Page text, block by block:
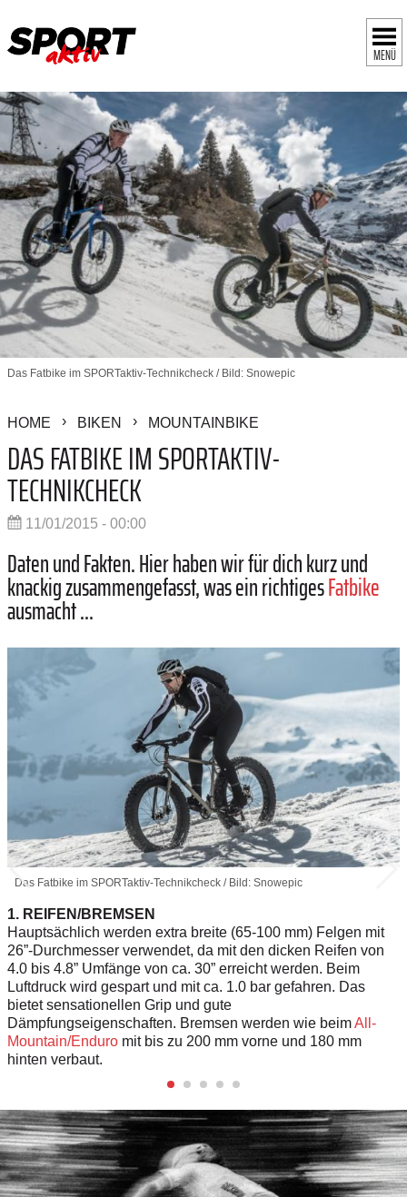
MENÜ
Das Fatbike im SPORTaktiv-Technikcheck / Bild: Snowepic
HOME BIKEN MOUNTAINBIKE
DAS FATBIKE IM SPORTAKTIV-
TECHNIKCHECK
11/01/2015 - 00:00
Daten und Fakten. Hier haben wir für dich kurz und
knackig zusammengefasst, was ein richtigesFatbike
ausmacht ...
Das Fatbike im SPORTaktiv-Technikcheck / Bild: Snowepic
1. REIFEN/BREMSEN
Hauptsächlich werden extra breite (65-100 mm) Felgen mit
26”-Durchmesser verwendet, da mit den dicken Reifen von
4.0 bis 4.8” Umfänge von ca. 30” erreicht werden. Beim
Luftdruck wird gespart und mit ca. 1.0 bar gefahren. Das
bietet sensationellen Grip und gute
Dämpfungseigenschaften. Bremsen werden wie beimAll-
Mountain/Enduro mit bis zu 200 mm vorne und 180 mm
hinten verbaut.